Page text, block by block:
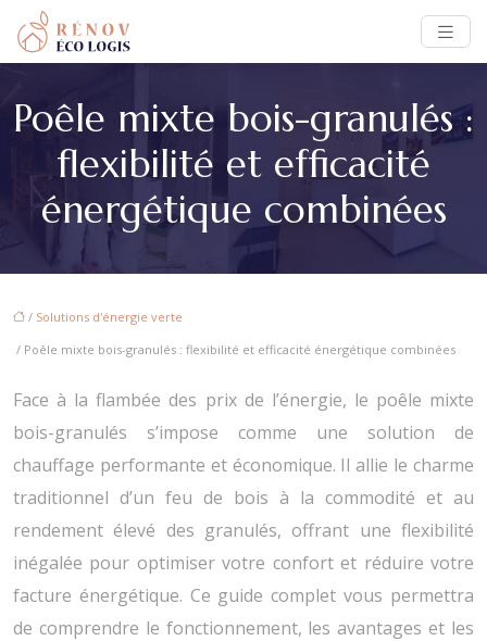
Poêle mixte bois-granulés :
flexibilité et efficacité
énergétique combinées
/ Solutions d'énergie verte
/ Poêle mixte bois-granulés : flexibilité et efficacité énergétique combinées
Face à la flambée des prix de l’énergie, le poêle mixte
bois-granulés s’impose comme une solution de
chauffage performante et économique. Il allie le charme
traditionnel d’un feu de bois à la commodité et au
rendement élevé des granulés, offrant une flexibilité
inégalée pour optimiser votre confort et réduire votre
facture énergétique. Ce guide complet vous permettra
de comprendre le fonctionnement, les avantages et les